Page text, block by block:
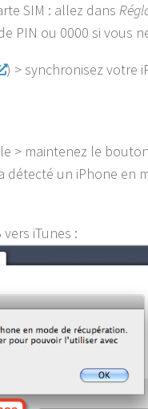
SIM : allez dans
PIN ou 0000 si vous
) > synchronisez votre
> maintenez le
détecté un iPhone
iTunes :